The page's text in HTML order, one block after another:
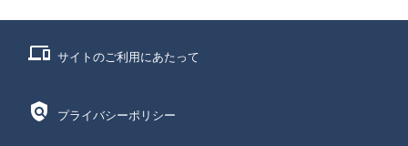
phonelink サイトのご利用にあたって
policy プライバシーポリシー